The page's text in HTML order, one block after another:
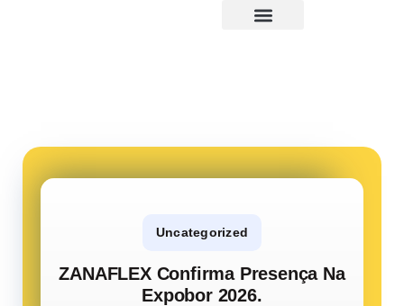
Uncategorized
ZANAFLEX Confirma Presença Na
Expobor 2026.